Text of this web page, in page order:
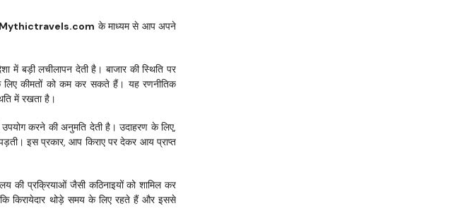
Mythictravels.com के माध्यम से आप अपने
में बड़ी लचीलापन देती है। बाजार की स्थिति पर
कीमतों को कम कर सकते हैं। यह रणनीतिक
में रखता है।
करने की अनुमति देती है। उदाहरण के लिए,
इस प्रकार, आप किराए पर देकर आय प्राप्त
की प्रक्रियाओं जैसी कठिनाइयों को शामिल कर
किरायेदार थोड़े समय के लिए रहते हैं और इससे